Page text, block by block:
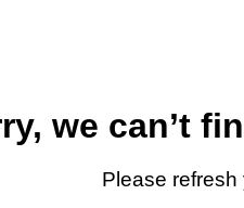
we can’t
Please refresh